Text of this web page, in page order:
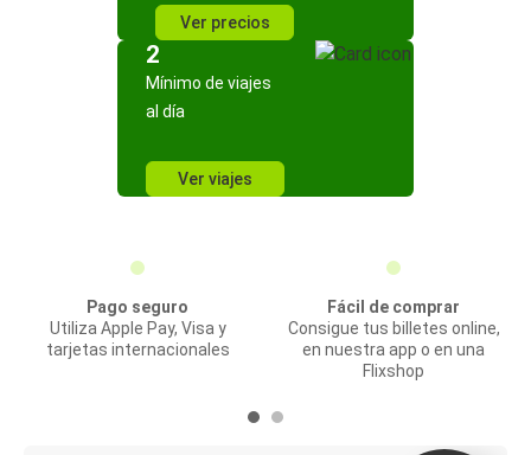
Ver precios
2
Mínimo de viajes
al día
Ver viajes
Pago seguro
Utiliza Apple Pay, Visa y
tarjetas internacionales
Fácil de comprar
Consigue tus billetes online,
en nuestra app o en una
Flixshop